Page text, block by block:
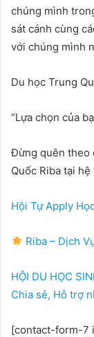
chúng mình
sát cánh cùng
với chúng mình
Du học Trung
“Lựa chọn của
Đừng quên theo
Quốc Riba tại hệ
Hội Tự Apply
Riba – Dịch
HỘI DU HỌC
Chia sẻ, Hỗ trợ
[contact-form-7